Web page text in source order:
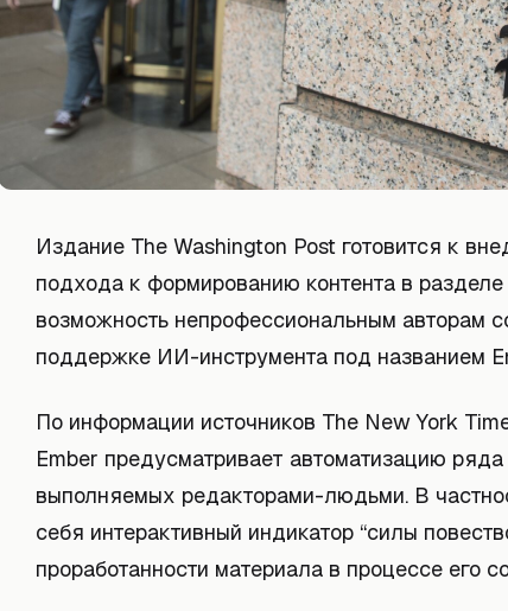
Издание The Washington Post готовится к
подхода к формированию контента в
возможность непрофессиональным авторам
поддержке ИИ-инструмента под названием
По информации источников The New York
Ember предусматривает автоматизацию
выполняемых редакторами-людьми. В
себя интерактивный индикатор “силы
проработанности материала в процессе его